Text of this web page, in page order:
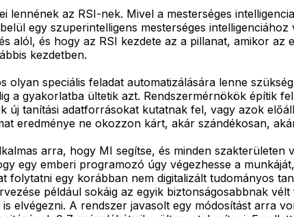
lennének az RSI-nek. Mivel a mesterséges
egy szuperintelligens mesterséges
alól, és hogy az RSI kezdete az a pillanat, amikor
kezdetben.
olyan speciális feladat automatizálására lenne
a gyakorlatba ültetik azt. Rendszermérnökök építik
új tanítási adatforrásokat kutatnak fel, vagy azok
eredménye ne okozzon kárt, akár szándékosan,
arra, hogy MI segítse, és minden
egy emberi programozó úgy végezhesse a
folytatni egy korábban nem digitalizált tudományos
például sokáig az egyik biztonságosabbnak
elvégezni. A rendszer javasolt egy módosítást arra